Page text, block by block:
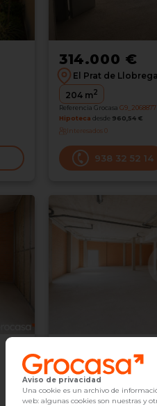
314.000 €
El Prat de
204m2
Referencia Grocasa G9_2068877
Hipoteca desde 960,54 €
Interesados0
938 32 52 14
664.000 €
El Prat de
421m
Referencia GrocasaG9_2068879
Aviso de privacidad
Una cookie es un archivo de
web: algunas cookies son nuestras y